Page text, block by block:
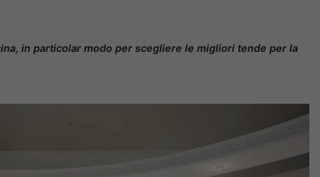
in particolar modo per scegliere le migliori tende per la